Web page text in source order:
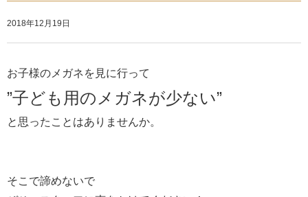
2018年12月19日
お子様のメガネを見に行って
”子ども用の メガネが少ない”
と思ったことはありませんか。
そこで諦めないで